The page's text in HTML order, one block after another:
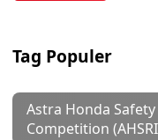
Tag Populer
Astra Honda
Competition